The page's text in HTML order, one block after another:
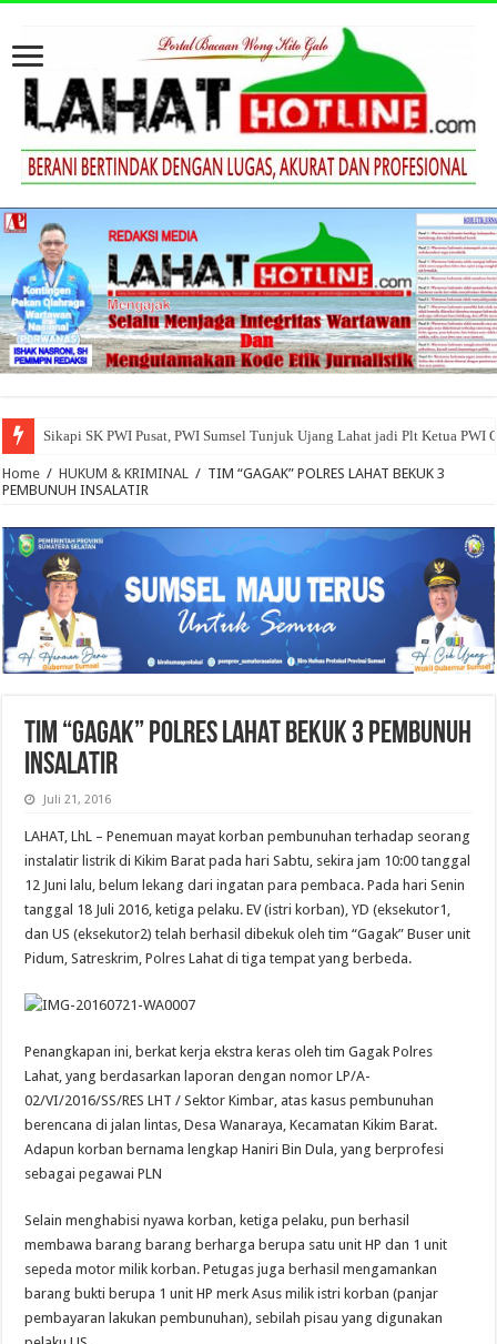
Sikapi SK PWI Pusat, PWI Sumsel Tunjuk Ujang Lahat jadi Plt Ketua PWI
Home / HUKUM & KRIMINAL / TIM “GAGAK” POLRES LAHAT BEKUK 3
PEMBUNUH INSALATIR
TIM “GAGAK” POLRES LAHAT BEKUK 3 PEMBUNUH
INSALATIR
Juli 21, 2016
LAHAT, LhL – Penemuan mayat korban pembunuhan terhadap seorang
instalatir listrik di Kikim Barat pada hari Sabtu, sekira jam 10:00 tanggal
12 Juni lalu, belum lekang dari ingatan para pembaca. Pada hari Senin
tanggal 18 Juli 2016, ketiga pelaku. EV (istri korban), YD (eksekutor1,
dan US (eksekutor2) telah berhasil dibekuk oleh tim “Gagak” Buser unit
Pidum, Satreskrim, Polres Lahat di tiga tempat yang berbeda.
Penangkapan ini, berkat kerja ekstra keras oleh tim Gagak Polres
Lahat, yang berdasarkan laporan dengan nomor LP/A-
02/VI/2016/SS/RES LHT / Sektor Kimbar, atas kasus pembunuhan
berencana di jalan lintas, Desa Wanaraya, Kecamatan Kikim Barat.
Adapun korban bernama lengkap Haniri Bin Dula, yang berprofesi
sebagai pegawai PLN
Selain menghabisi nyawa korban, ketiga pelaku, pun berhasil
membawa barang barang berharga berupa satu unit HP dan 1 unit
sepeda motor milik korban. Petugas juga berhasil mengamankan
barang bukti berupa 1 unit HP merk Asus milik istri korban (panjar
pembayaran lakukan pembunuhan), sebilah pisau yang digunakan